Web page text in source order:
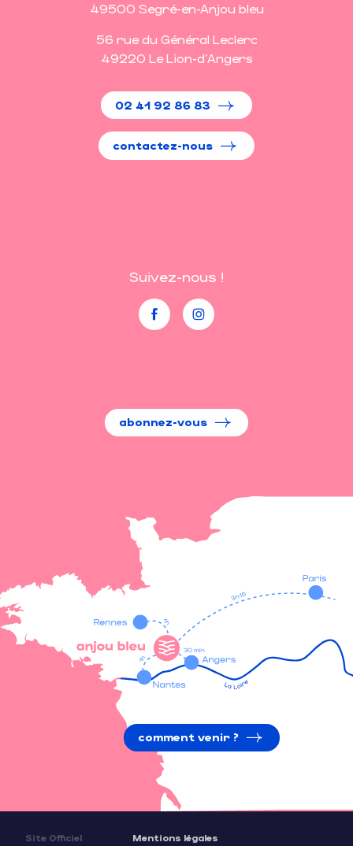
49500 Segré-en-Anjou bleu
56 rue du Général Leclerc
49220 Le Lion-d'Angers
02 41 92 86 83
contactez-nous
Suivez-nous !
abonnez-vous
comment venir ?
Site Officiel Mentions légales